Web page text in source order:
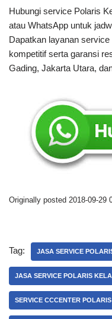
Hubungi service Polaris
atau WhatsApp untuk
Dapatkan layanan
kompetitif serta garansi
Gading, Jakarta Utara,
Originally posted 2018-09-29
Tag: JASA SERVICE
JASA SERVICE POLARIS
SERVICE CCCENTER